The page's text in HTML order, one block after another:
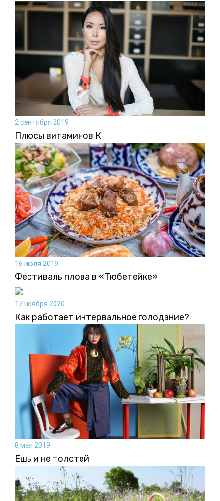
2 сентября 2019
Плюсы витаминов К
16 июля 2019
Фестиваль плова в «Тюбетейке»
17 ноября 2020
Как работает интервальное голодание?
8 мая 2019
Ешь и не толстей